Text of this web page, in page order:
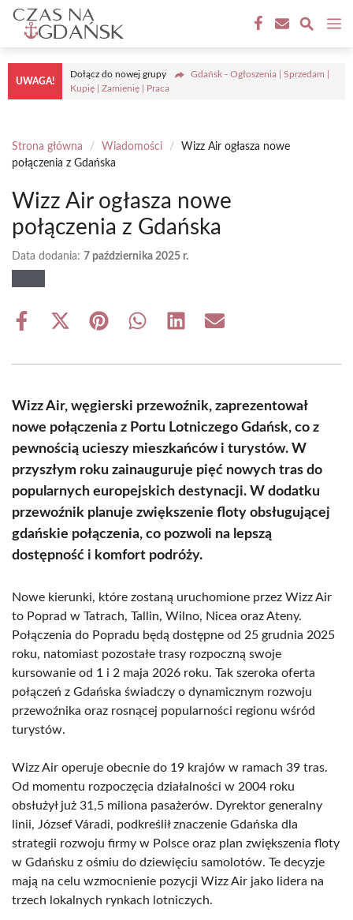
Przejdź
treści
UWAGA!
Dołącz do nowej grupy
Gdańsk - Ogłoszenia | Sprzedam |
Kupię | Zamienię | Praca
Strona główna / Wiadomości /
Wizz Air ogłasza nowe
połączenia z Gdańska
Wizz Air ogłasza nowe
połączenia z Gdańska
Data dodania: 7 października 2025 r.
Share
Share
(Twitter)
Share Share Share Share
Wizz Air, węgierski przewoźnik, zaprezentował
nowe połączenia z Portu Lotniczego Gdańsk, co z
pewnością ucieszy mieszkańców i turystów. W
przyszłym roku zainauguruje pięć nowych tras do
popularnych europejskich destynacji. W dodatku
przewoźnik planuje zwiększenie floty obsługującej
gdańskie połączenia, co pozwoli na lepszą
dostępność i komfort podróży.
Nowe kierunki, które zostaną uruchomione przez Wizz Air
to Poprad w Tatrach, Tallin, Wilno, Nicea oraz Ateny.
Połączenia do Popradu będą dostępne od 25 grudnia 2025
roku, natomiast pozostałe trasy rozpoczną swoje
kursowanie od 1 i 2 maja 2026 roku. Tak szeroka oferta
połączeń z Gdańska świadczy o dynamicznym rozwoju
przewoźnika oraz rosnącej popularności regionu wśród
turystów.
Wizz Air operuje obecnie do 19 krajów w ramach 39 tras.
Od momentu rozpoczęcia działalności w 2004 roku
obsłużył już 31,5 miliona pasażerów. Dyrektor generalny
linii, József Váradi, podkreślił znaczenie Gdańska dla
strategii rozwoju firmy w Polsce oraz plan zwiększenia floty
w Gdańsku z ośmiu do dziewięciu samolotów. Te decyzje
mają na celu wzmocnienie pozycji Wizz Air jako lidera na
trzech lokalnych rynkach lotniczych.